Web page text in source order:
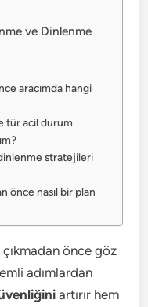
ve Dinlenme
aracımda hangi
tür acil durum
stratejileri
önce nasıl bir plan
önce göz
adımlardan
artırır hem